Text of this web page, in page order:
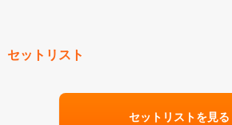
セットリスト
セットリストを見る